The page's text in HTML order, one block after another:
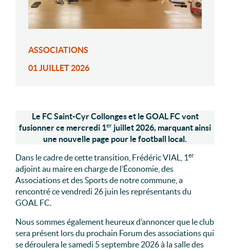
ASSOCIATIONS
01 JUILLET 2026
Le FC Saint-Cyr Collonges et le GOAL FC vont
fusionner ce mercredi 1er juillet 2026, marquant ainsi
une nouvelle page pour le football local.
Dans le cadre de cette transition, Frédéric VIAL, 1 er
adjoint au maire en charge de l’Économie, des
Associations et des Sports de notre commune, a
rencontré ce vendredi 26 juin les représentants du
GOAL FC.
Nous sommes également heureux d’annoncer que le club
sera présent lors du prochain Forum des associations qui
se déroulera le samedi 5 septembre 2026 à la salle des